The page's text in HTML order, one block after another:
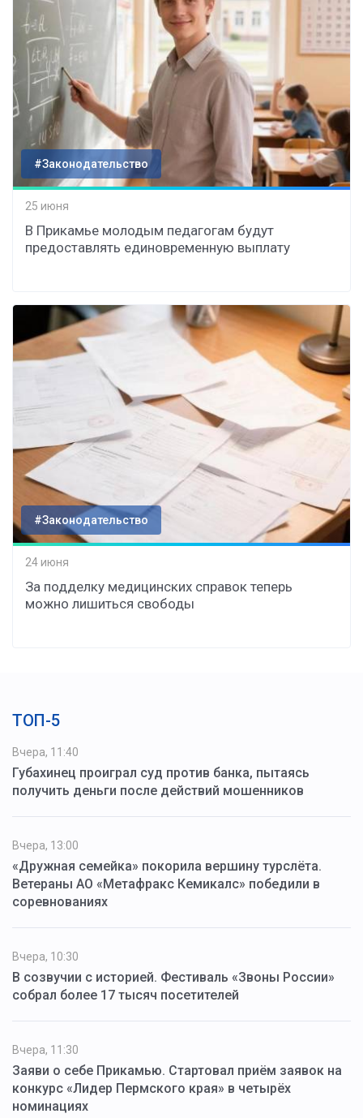
#Законодательство
25 июня
В Прикамье молодым педагогам будут
предоставлять единовременную выплату
#Законодательство
24 июня
За подделку медицинских справок теперь
можно лишиться свободы
ТОП-5
Вчера, 11:40
Губахинец проиграл суд против банка, пытаясь
получить деньги после действий мошенников
Вчера, 13:00
«Дружная семейка» покорила вершину турслёта.
Ветераны АО «Метафракс Кемикалс» победили в
соревнованиях
Вчера, 10:30
В созвучии с историей. Фестиваль «Звоны России»
собрал более 17 тысяч посетителей
Вчера, 11:30
Заяви о себе Прикамью. Стартовал приём заявок на
конкурс «Лидер Пермского края» в четырёх
номинациях